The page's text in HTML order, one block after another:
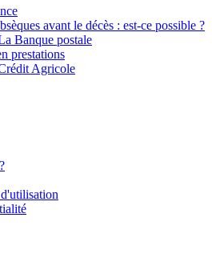
avant le décès : est-ce possible ?
Banque postale
prestations
Agricole